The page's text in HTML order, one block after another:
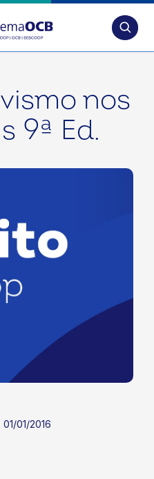
nos
9ª Ed.
01/2016